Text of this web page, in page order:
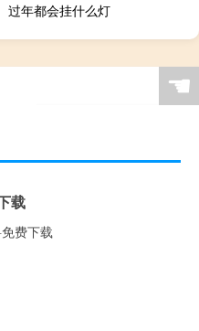
过年都会挂什么灯
☚
载